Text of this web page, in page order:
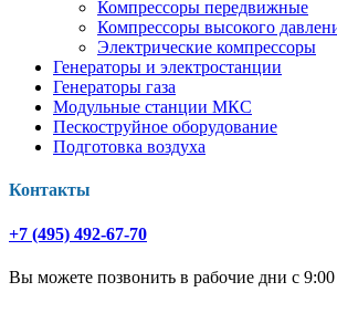
Компрессоры передвижные
Компрессоры высокого
Электрические компрессоры
Генераторы и электростанции
Генераторы газа
Модульные станции МКС
Пескоструйное оборудование
Подготовка воздуха
Контакты
+7 (495) 492-67-70
Вы можете позвонить в рабочие дни с